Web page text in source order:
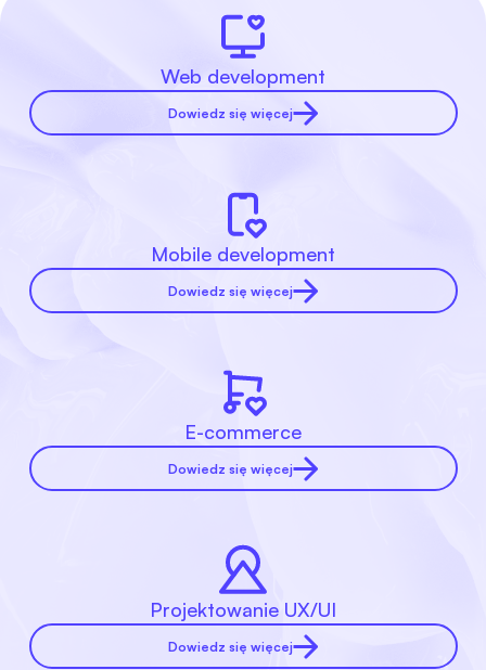
Web development
Dowiedz się więcej
Mobile development
Dowiedz się więcej
E-commerce
Dowiedz się więcej
Projektowanie UX/UI
Dowiedz się więcej